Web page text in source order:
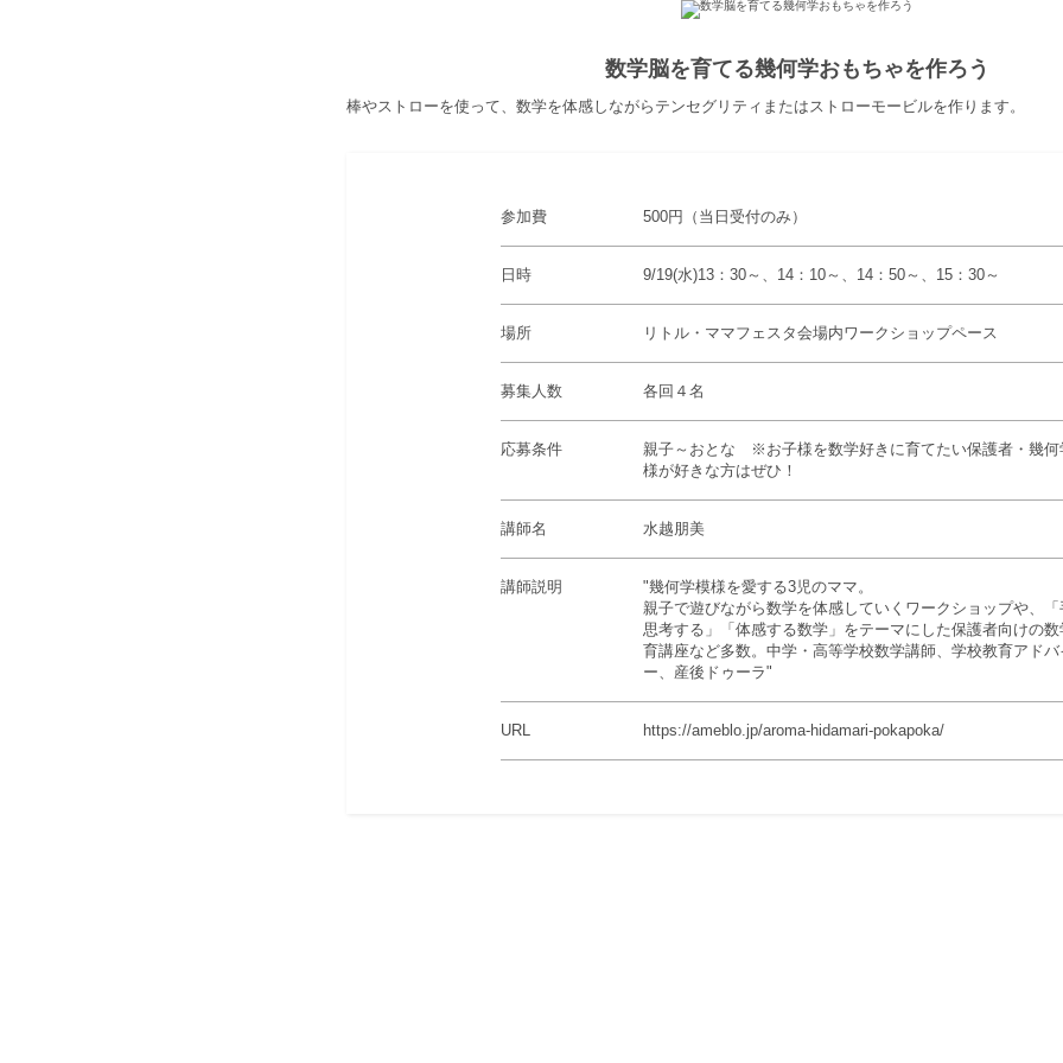
数学脳を育てる幾何学おもちゃを作ろう
棒やストローを使って、数学を体感しながらテンセグリティまたはストローモービルを作ります。
参加費 500円（当日受付のみ）
日時 9/19(水)13：30～、14：10～、14：50～、15：30～
場所 リトル・ママフェスタ会場内ワークショップペース
募集人数 各回４名
応募条件
親子～おとな ※お子様を数学好きに育てたい保護者・幾何
様が好きな方はぜひ！
講師名 水越朋美
講師説明
"幾何学模様を愛する3児のママ。
親子で遊びながら数学を体感していくワークショップや、「
思考する」「体感する数学」をテーマにした保護者向けの数
育講座など多数。中学・高等学校数学講師、学校教育アドバ
ー、産後ドゥーラ"
URL https://ameblo.jp/aroma-hidamari-pokapoka/